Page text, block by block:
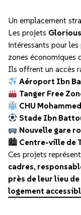
Un emplacement
Les projets
intéressants pour
zones économiques
Ils offrent un accès
Aéroport Ibn
Tanger Free
CHU
Stade Ibn
Nouvelle gare
🏙 Centre-ville de
Ces projets
cadres,
près de leur lieu
logement